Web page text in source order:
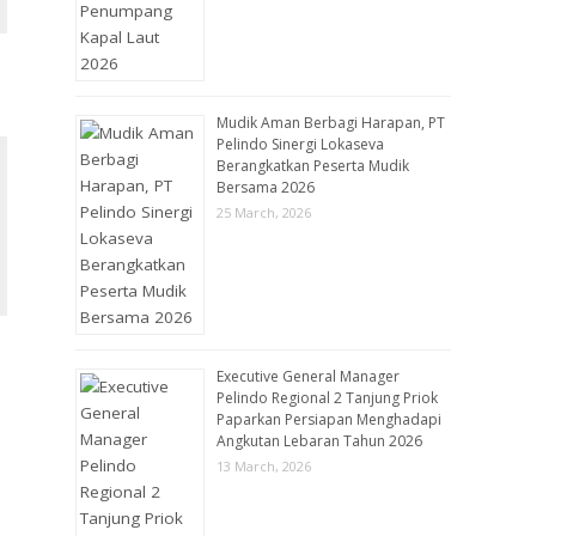
Mudik Aman Berbagi Harapan, PT
Pelindo Sinergi Lokaseva
Berangkatkan Peserta Mudik
Bersama 2026
25 March, 2026
Executive General Manager
Pelindo Regional 2 Tanjung Priok
Paparkan Persiapan Menghadapi
Angkutan Lebaran Tahun 2026
13 March, 2026